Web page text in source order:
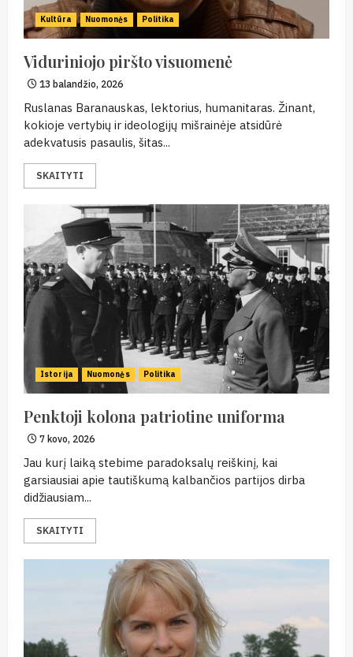
Kultūra Nuomonės Politika
Viduriniojo piršto visuomenė
13 balandžio, 2026
Ruslanas Baranauskas, lektorius, humanitaras. Žinant,
kokioje vertybių ir ideologijų mišrainėje atsidūrė
adekvatusis pasaulis, šitas...
SKAITYTI
Istorija Nuomonės Politika
Penktoji kolona patriotine uniforma
7 kovo, 2026
Jau kurį laiką stebime paradoksalų reiškinį, kai
garsiausiai apie tautiškumą kalbančios partijos dirba
didžiausiam...
SKAITYTI